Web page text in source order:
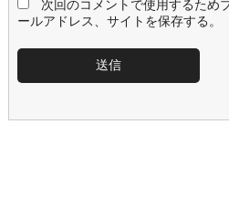
次回のコメントで使用するため
ールアドレス、サイトを保存する。